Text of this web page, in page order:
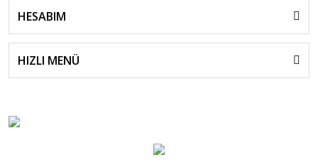
HESABIM
HIZLI MENÜ